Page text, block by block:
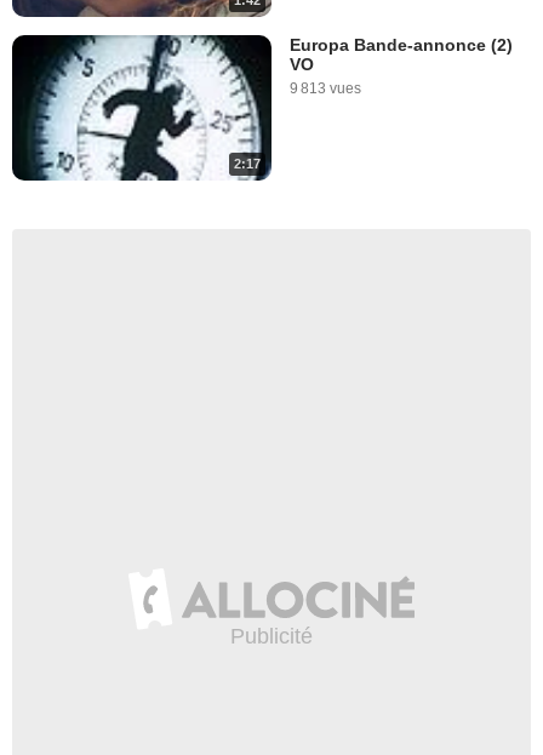
2:17
Europa Bande-annonce (2)
VO
9 813 vues